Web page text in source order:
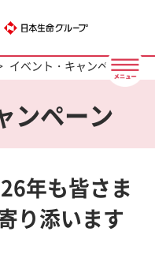
イベント・キャンペーン
ンペーン
年も皆さま
り添います